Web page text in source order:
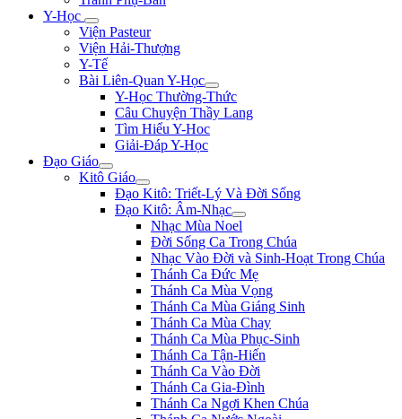
Y-Học
Viện Pasteur
Viện Hải-Thượng
Y-Tế
Bài Liên-Quan Y-Học
Y-Học Thường-Thức
Câu Chuyện Thầy Lang
Tìm Hiểu Y-Hoc
Giải-Đáp Y-Học
Đạo Giáo
Kitô Giáo
Đạo Kitô: Triết-Lý Và Đời Sống
Đạo Kitô: Âm-Nhạc
Nhạc Mùa Noel
Đời Sống Ca Trong Chúa
Nhạc Vào Đời và Sinh-Hoạt Trong Chúa
Thánh Ca Đức Mẹ
Thánh Ca Mùa Vọng
Thánh Ca Mùa Giáng Sinh
Thánh Ca Mùa Chay
Thánh Ca Mùa Phục-Sinh
Thánh Ca Tận-Hiến
Thánh Ca Vào Đời
Thánh Ca Gia-Đình
Thánh Ca Ngợi Khen Chúa